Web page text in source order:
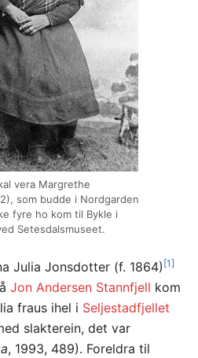
vera Margrethe
som budde i Nordgarden
fyre ho kom til Bykle i
Setesdalsmuseet.
Julia Jonsdotter (f. 1864)[1]
Jon Andersen Stannfjell kom
fraus ihel i Seljestadfjellet
slakterein, det var
, 1993, 489). Foreldra til